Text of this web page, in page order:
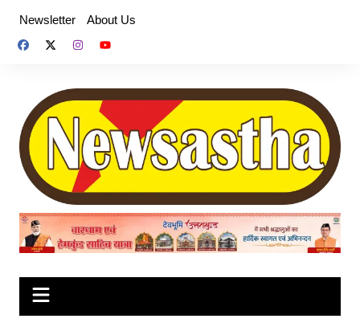
content
Newsletter About Us